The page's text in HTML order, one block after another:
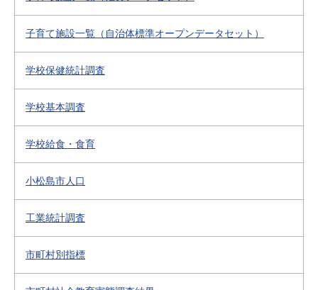
子育て施設一覧（自治体標準オープンデータセット）
学校保健統計調査
学校基本調査
学校給食・食育
小松島市人口
工業統計調査
市町村別指標